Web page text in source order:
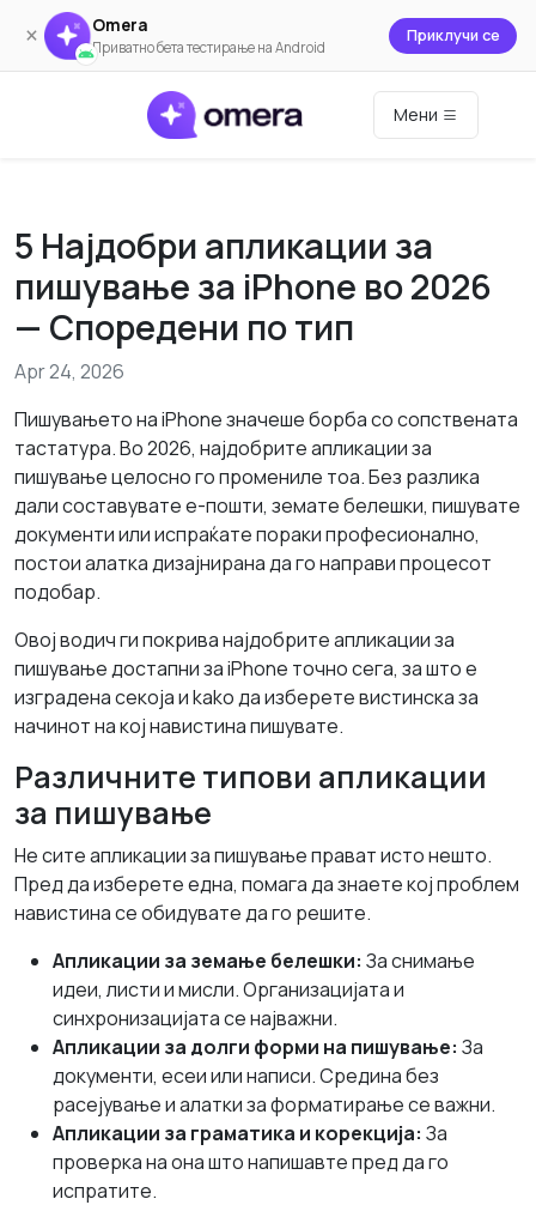
× Omera
Приватно бета тестирање на Android
Приклучи се
Мени
5 Најдобри апликации за
пишување за iPhone во 2026
— Споредени по тип
Apr 24, 2026
Пишувањето на iPhone значеше борба со сопствената
тастатура. Во 2026, најдобрите апликации за
пишување целосно го промениле тоа. Без разлика
дали составувате е-пошти, земате белешки, пишувате
документи или испраќате пораки професионално,
постои алатка дизајнирана да го направи процесот
подобар.
Овој водич ги покрива најдобрите апликации за
пишување достапни за iPhone точно сега, за што е
изградена секоја и kako да изберете вистинска за
начинот на кој навистина пишувате.
Различните типови апликации
за пишување
Не сите апликации за пишување прават исто нешто.
Пред да изберете една, помага да знаете кој проблем
навистина се обидувате да го решите.
Апликации за земање белешки: За снимање
идеи, листи и мисли. Организацијата и
синхронизацијата се најважни.
Апликации за долги форми на пишување: За
документи, есеи или написи. Средина без
расејување и алатки за форматирање се важни.
Апликации за граматика и корекција: За
проверка на она што напишавте пред да го
испратите.